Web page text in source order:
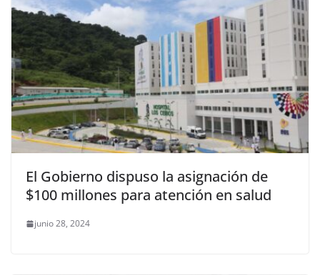
El Gobierno dispuso la asignación de
$100 millones para atención en salud
junio 28, 2024